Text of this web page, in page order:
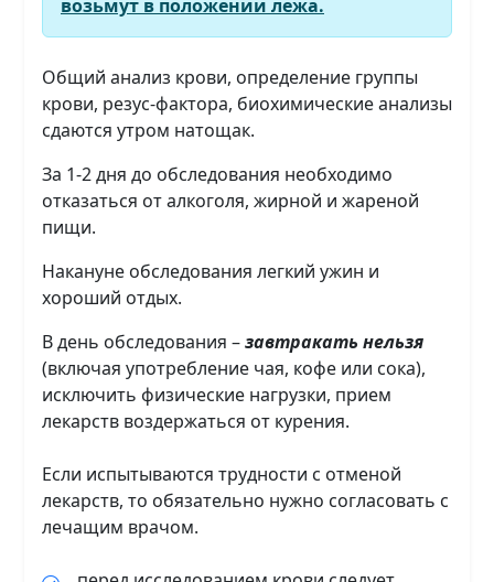
возьмут в положении лежа.
Общий анализ крови, определение группы
крови, резус-фактора, биохимические анализы
сдаются утром натощак.
За 1-2 дня до обследования необходимо
отказаться от алкоголя, жирной и жареной
пищи.
Накануне обследования легкий ужин и
хороший отдых.
В день обследования –завтракать нельзя
(включая употребление чая, кофе или сока),
исключить физические нагрузки, прием
лекарств воздержаться от курения.
Если испытываются трудности с отменой
лекарств, то обязательно нужно согласовать с
лечащим врачом.